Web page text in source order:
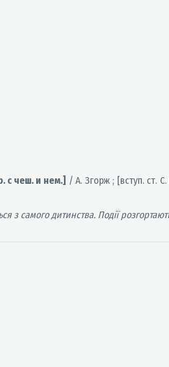
с чеш. и нем.] / А. Згорж ; [вступ. ст.
самого дитинства. Події